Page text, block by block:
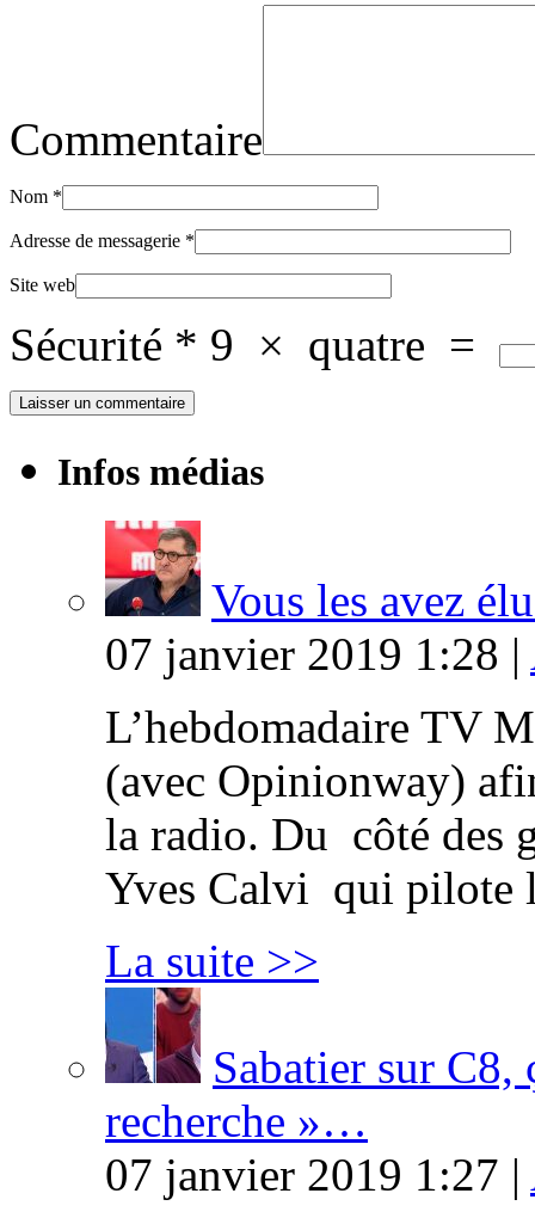
Commentaire
Nom *
Adresse de messagerie *
Site web
Sécurité * 9 × quatre =
Infos médias
Vous les avez
07 janvier 2019 1:28 |
L’hebdomadaire TV
(avec Opinionway)
la radio. Du côté des
Yves Calvi qui
La suite >>
Sabatier sur C8,
recherche »…
07 janvier 2019 1:27 |